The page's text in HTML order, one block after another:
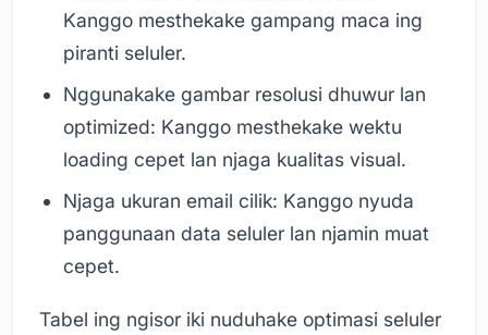
Kanggo mesthekake gampang maca ing
piranti seluler.
Nggunakake gambar resolusi dhuwur lan
optimized: Kanggo mesthekake wektu
loading cepet lan njaga kualitas visual.
Njaga ukuran email cilik: Kanggo nyuda
panggunaan data seluler lan njamin muat
cepet.
Tabel ing ngisor iki nuduhake optimasi seluler